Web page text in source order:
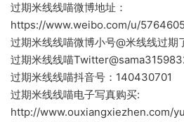
过期米线线喵微博地址：
https://www.weibo.com/u/
过期米线线喵微博小号@米线线过期
过期米线线喵
过期米线线喵抖音号：140430701
过期米线线喵电子写真购买:
http://www.ouxiangxiezhen.com/